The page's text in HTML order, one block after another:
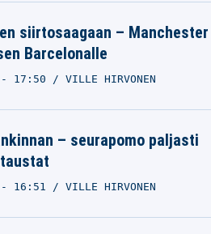
siirtosaagaan – Manchester
Barcelonalle
- 17:50 VILLE HIRVONEN
– seurapomo paljasti
- 16:51 VILLE HIRVONEN